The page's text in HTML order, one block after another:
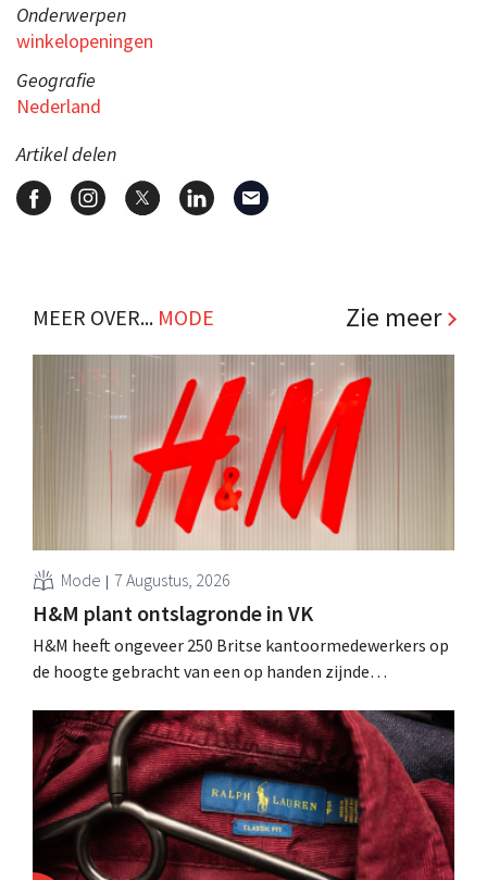
Onderwerpen
winkelopeningen
Geografie
Nederland
Artikel delen
MEER OVER... MODE Zie meer
Mode 7 Augustus, 2026
H&M plant ontslagronde in VK
H&M heeft ongeveer 250 Britse kantoormedewerkers op
de hoogte gebracht van een op handen zijnde
sanering volgt op eerdere ingrepen in Nederland, België
en Spanje waarbij al honderden jobs verloren gingen.